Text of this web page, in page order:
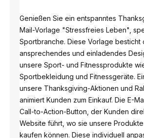
Genießen Sie ein entspanntes
Mail-Vorlage "Stressfreies Leben",
Sportbranche. Diese Vorlage besticht
ansprechendes und einladendes
unsere Sport- und Fitnessprodukte
Sportbekleidung und Fitnessgeräte.
unsere Thanksgiving-Aktionen und
animiert Kunden zum Einkauf. Die E-
Call-to-Action-Button, der Kunden
Website führt, wo sie unsere
kaufen können. Diese individuell